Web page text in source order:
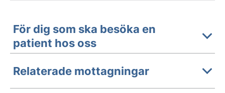
För dig som ska besöka en
patient hos oss
Relaterade mottagningar